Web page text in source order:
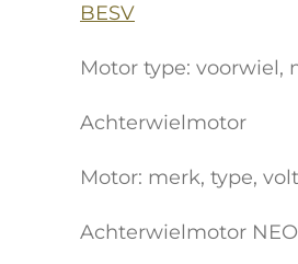
BESV
Motor type: voorwiel,
Achterwielmotor
Motor: merk, type,
Achterwielmotor